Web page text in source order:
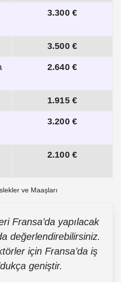
3.300 €
3.500 €
2.640 €
1.915 €
3.200 €
2.100 €
ve Maaşları
Fransa’da yapılacak
değerlendirebilirsiniz.
için Fransa’da iş
geniştir.